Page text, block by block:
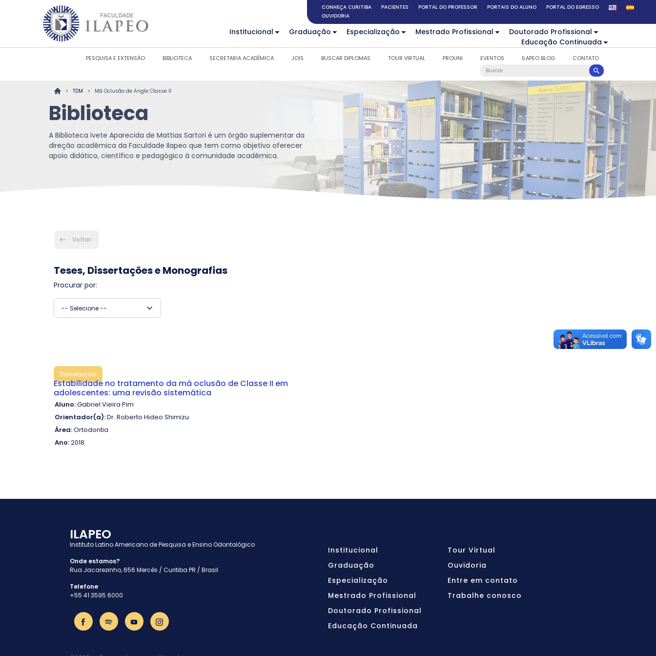
CONHEÇA CURITIBA PACIENTES PORTAL DO PROFESSOR PORTAIS DO ALUNO
PORTAL DO EGRESSO
OUVIDORIA
Institucional Graduação Especialização Mestrado Profissional
Doutorado Profissional
Educação Continuada
PESQUISA E EXTENSÃO BIBLIOTECA SECRETARIA ACADÊMICA JOIS BUSCAR DIPLOMAS TOUR VIRTUAL PROUNI EVENTOS ILAPEO BLOG CONTATO
> TDM > Má Oclusão de Angle Classe II
Biblioteca
A Biblioteca Ivete Aparecida de Mattias Sartori é um órgão suplementar da
direção acadêmica da Faculdade Ilapeo que tem como objetivo oferecer
apoio didático, científico e pedagógico à comunidade acadêmica.
Voltar
Teses, Dissertações e Monografias
Procurar por:
-- Selecione --
Dissertação
Estabilidade no tratamento da má oclusão de Classe II em
adolescentes: uma revisão sistemática
Aluno:Gabriel Vieira Pim
Orientador(a):Dr. Roberto Hideo Shimizu
Área:Ortodontia
Ano:2018
ILAPEO
Instituto Latino Americano de Pesquisa e Ensino Odontológico
Onde estamos?
Rua Jacarezinho, 656 Mercês / Curitiba PR / Brasil
Telefone
+55 41 3595 6000
Institucional
Graduação
Especialização
Mestrado Profissional
Doutorado Profissional
Educação Continuada
Tour Virtual
Ouvidoria
Entre em contato
Trabalhe conosco